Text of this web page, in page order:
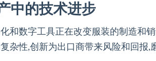
中的技术进步
和数字工具正在改变服装的制造和
杂性,创新为出口商带来风险和回报